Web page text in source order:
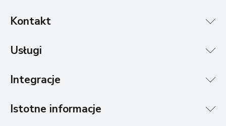
Kontakt
Usługi
Integracje
Istotne informacje